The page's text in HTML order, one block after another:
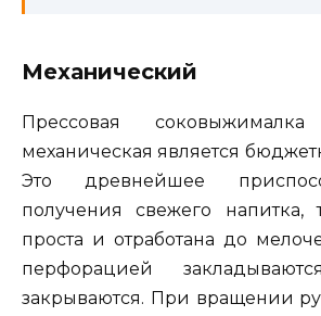
Механический
Прессовая
механическая является
Это древнейшее
получения свежего напитка,
проста и отработана до
перфорацией
закрываются. При вращении